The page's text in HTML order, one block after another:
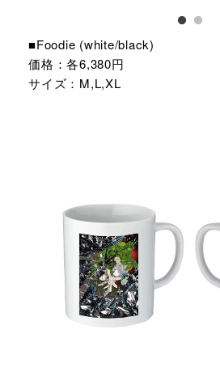
■Foodie (white/black)
価格：各6,380円
サイズ：M,L,XL